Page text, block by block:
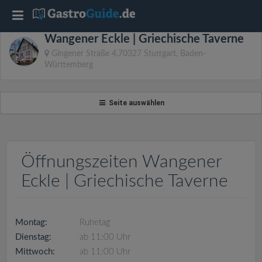
Wangener Eckle | Griechische Taverne
Gingener Straße 4,70327 Stuttgart, Baden-
Württemberg
Seite auswählen
Öffnungszeiten Wangener
Eckle | Griechische Taverne
Montag:
Ruhetag
Dienstag:
ab 11:00 Uhr
Mittwoch:
ab 11:00 Uhr
T
o
e
a